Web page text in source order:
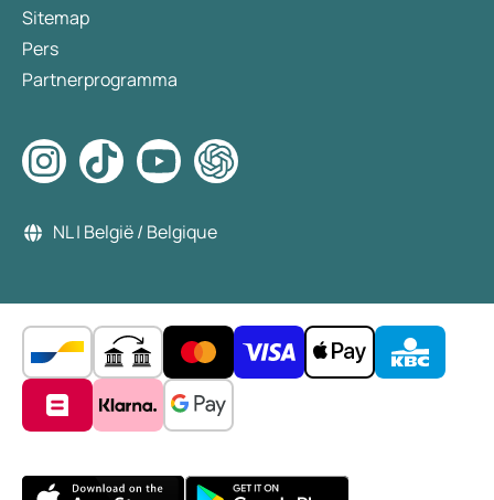
Sitemap
Pers
Partnerprogramma
NL | België / Belgique